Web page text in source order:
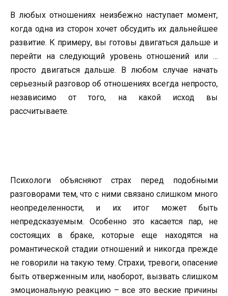
В любых отношениях неизбежно наступает момент,
когда одна из сторон хочет обсудить их дальнейшее
развитие. К примеру, вы готовы двигаться дальше и
перейти на следующий уровень отношений или …
просто двигаться дальше. В любом случае начать
серьезный разговор об отношениях всегда непросто,
независимо от того, на какой исход вы
рассчитываете.
Психологи объясняют страх перед подобными
разговорами тем, что с ними связано слишком много
неопределенности, и их итог может быть
непредсказуемым. Особенно это касается пар, не
состоящих в браке, которые еще находятся на
романтической стадии отношений и никогда прежде
не говорили на такую тему. Страхи, тревоги, опасение
быть отверженным или, наоборот, вызвать слишком
эмоциональную реакцию – все это веские причины